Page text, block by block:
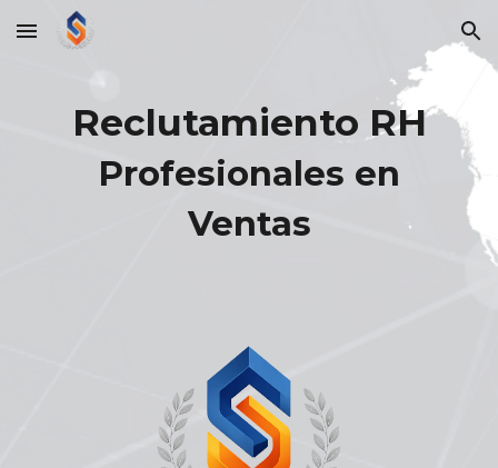
Skip to main content Skip to navigation
Reclutamiento RH
Profesionales en
Ventas